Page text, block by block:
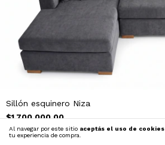
Al navegar por este sitio aceptás el uso de cookies
tu experiencia de compra.
Sillón esquinero Niza
$1.700.000,00